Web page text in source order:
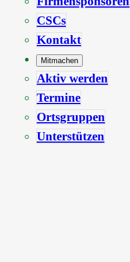
CSCs
Kontakt
Mitmachen
Aktiv werden
Termine
Ortsgruppen
Unterstützen